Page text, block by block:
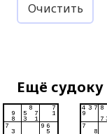
Очистить
Ещё судоку